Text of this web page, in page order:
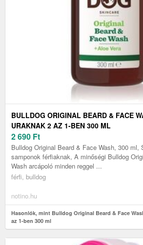
BULLDOG ORIGINAL BEARD & FACE
URAKNAK 2 AZ 1-BEN 300 ML
2 690 Ft
Bulldog Original Beard & Face Wash, 300 ml,
samponok férfiaknak, A minőségi Bulldog
Wash arcápoló minden reggel ...
férfi, bulldog
notino.hu
Hasonlók, mint Bulldog Original Beard & Face
az 1-ben 300 ml